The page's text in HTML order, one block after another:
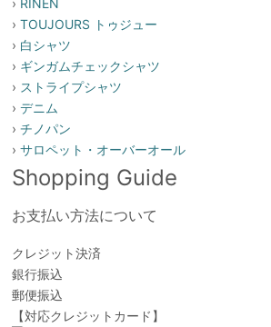
›TOUJOURS トゥジュー
› 白シャツ
› ギンガムチェックシャツ
› ストライプシャツ
›デニム
›チノパン
›サロペット・オーバーオール
Shopping Guide
お支払い方法について
クレジット決済
銀行振込
郵便振込
【対応クレジットカード】